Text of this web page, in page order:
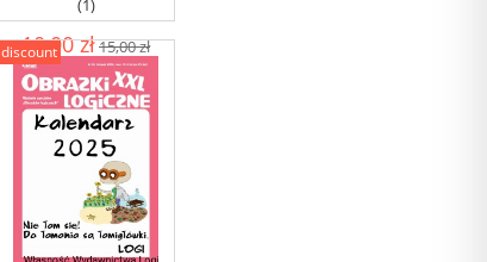
10,00 zł15,00 zł
add to cart
discount